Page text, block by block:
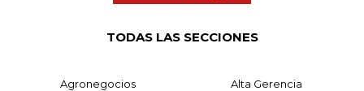
TODAS LAS SECCIONES
Agronegocios Alta Gerencia